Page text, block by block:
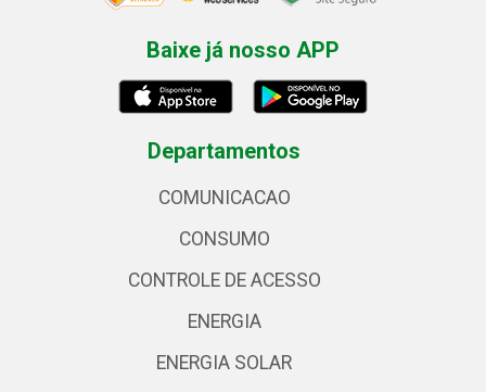
Baixe já nosso APP
Departamentos
COMUNICACAO
CONSUMO
CONTROLE DE ACESSO
ENERGIA
ENERGIA SOLAR